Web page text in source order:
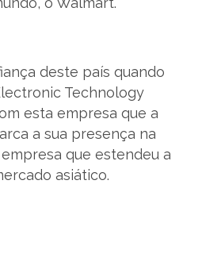
deste país quando
Technology
esta empresa que a
a sua presença na
que estendeu a
asiático.